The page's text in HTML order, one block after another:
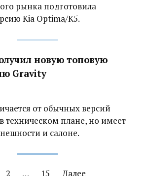
рынка подготовила
Kia Optima/K5.
новую топовую
Gravity
от обычных версий
техническом плане, но имеет
и салоне.
2 … 15 Далее